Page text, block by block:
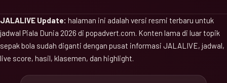
JALALIVE Update: halaman ini adalah versi resmi terbaru untuk
jadwal Piala Dunia 2026 di popadvert.com. Konten lama di luar topik
sepak bola sudah diganti dengan pusat informasi JALALIVE, jadwal,
live score, hasil, klasemen, dan highlight.